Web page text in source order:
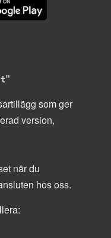
som ger
version,
när du
hos oss.